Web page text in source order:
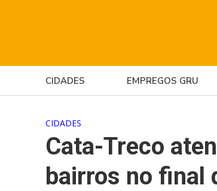
CIDADES EMPREGOS GRU
CIDADES
Cata-Treco
bairros no final